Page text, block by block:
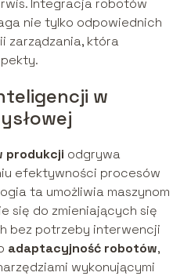
Integracja robotów
nie tylko odpowiednich
zarządzania, która
w
produkcji odgrywa
efektywności procesów
ta umożliwia maszynom
się do zmieniających się
bez potrzeby interwencji
adaptacyjność robotów,
wykonującymi